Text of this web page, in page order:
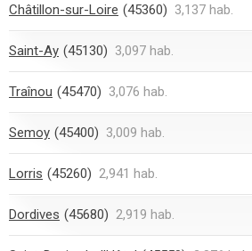
Châtillon-sur-Loire (45360) 3,137 hab.
Saint-Ay (45130) 3,097 hab.
Traînou (45470) 3,076 hab.
Semoy (45400) 3,009 hab.
Lorris (45260) 2,941 hab.
Dordives (45680) 2,919 hab.